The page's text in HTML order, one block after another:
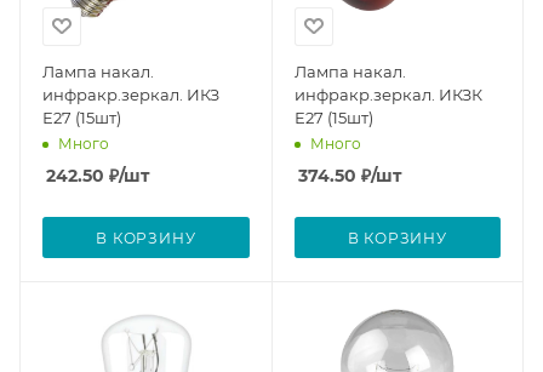
Лампа накал.
инфракр.зеркал. ИКЗ
Е27 (15шт)
Много
242.50 ₽/шт
В КОРЗИНУ
Лампа накал.
инфракр.зеркал. ИКЗК
Е27 (15шт)
Много
374.50 ₽/шт
В КОРЗИНУ